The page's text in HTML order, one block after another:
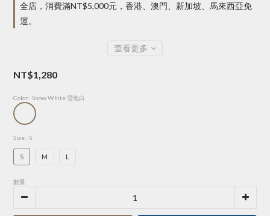
全店，消費滿NT$5,000元，香港、澳門、新加坡、馬來西亞免
運。
查看更多
NT$1,280
Color : Snow White 雪泡白
Size : S
S M L
數量